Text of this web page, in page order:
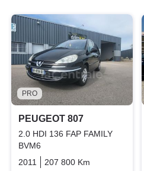
PRO
PEUGEOT 807
2.0 HDI 136 FAP FAMILY
BVM6
2011
207 800 Km